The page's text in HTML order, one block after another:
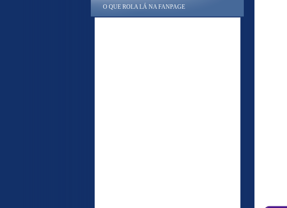
O QUE ROLA LÁ NA FANPAGE